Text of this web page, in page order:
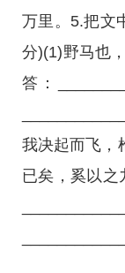
万里。5.把文
分)(1)野马也
答：
我决起而飞，
已矣，奚以之